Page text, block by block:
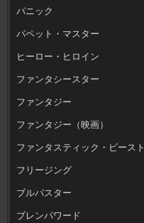
パニック
パペット・マスター
ヒーロー・ヒロイン
ファンタシースター
ファンタジー
ファンタジー（映画）
ファンタスティック・ビースト
フリージング
ブルバスター
ブレンパワード